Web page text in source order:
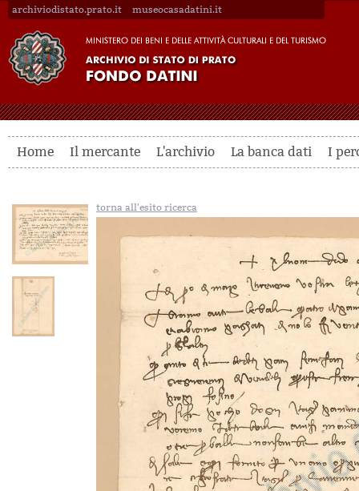
archiviodistato.prato.it museocasadatini.it
Home Il mercante L'archivio La banca dati I
torna all'esito ricerca